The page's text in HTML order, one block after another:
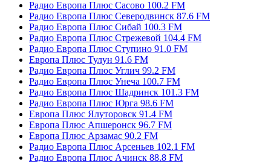
Радио Европа Плюс Сасово 100.2 FM
Радио Европа Плюс Северодвинск 87.6 FM
Радио Европа Плюс Сибай 100.3 FM
Радио Европа Плюс Стрежевой 104.4 FM
Радио Европа Плюс Ступино 91.0 FM
Европа Плюс Тулун 91.6 FM
Радио Европа Плюс Углич 99.2 FM
Радио Европа Плюс Унеча 100.7 FM
Радио Европа Плюс Шадринск 101.3 FM
Радио Европа Плюс Юрга 98.6 FM
Европа Плюс Ялуторовск 91.4 FM
Европа Плюс Апшеронск 96.7 FM
Европа Плюс Арзамас 90.2 FM
Радио Европа Плюс Арсеньев 102.1 FM
Радио Европа Плюс Ачинск 88.8 FM